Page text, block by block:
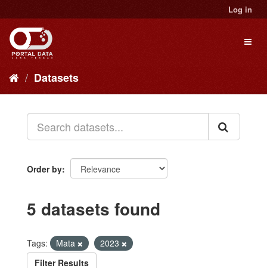
to
content
Log in
Datasets
Order by
5 datasets found
Tags: Mata
2023
Filter Results